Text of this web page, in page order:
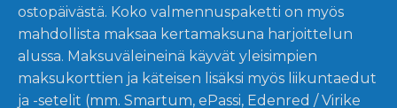
ostopäivästä. Koko valmennuspaketti on myös
mahdollista maksaa kertamaksuna harjoittelun
alussa. Maksuväleineinä käyvät yleisimpien
maksukorttien ja käteisen lisäksi myös liikuntaedut
ja -setelit (mm. Smartum, ePassi, Edenred / Virike